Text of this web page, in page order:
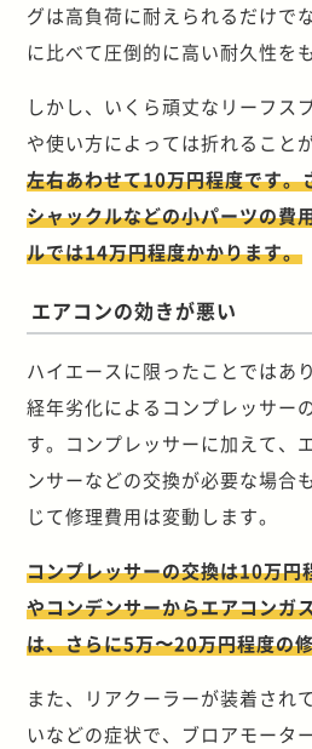
グは高負荷に耐えられるだけで
に比べて圧倒的に高い耐久性を
しかし、いくら頑丈なリーフス
や使い方によっては折れること
左右あわせて10万円程度です。
シャックルなどの小パーツの費
ルでは14万円程度かかります。
エアコンの効きが悪い
ハイエースに限ったことではあ
経年劣化によるコンプレッサー
す。コンプレッサーに加えて、
ンサーなどの交換が必要な場合
じて修理費用は変動します。
コンプレッサーの交換は10万円
やコンデンサーからエアコンガ
は、さらに5万〜20万円程度の
また、リアクーラーが装着され
いなどの症状で、ブロアモータ